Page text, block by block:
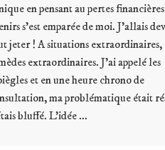
Anne – Yoga with
Anne